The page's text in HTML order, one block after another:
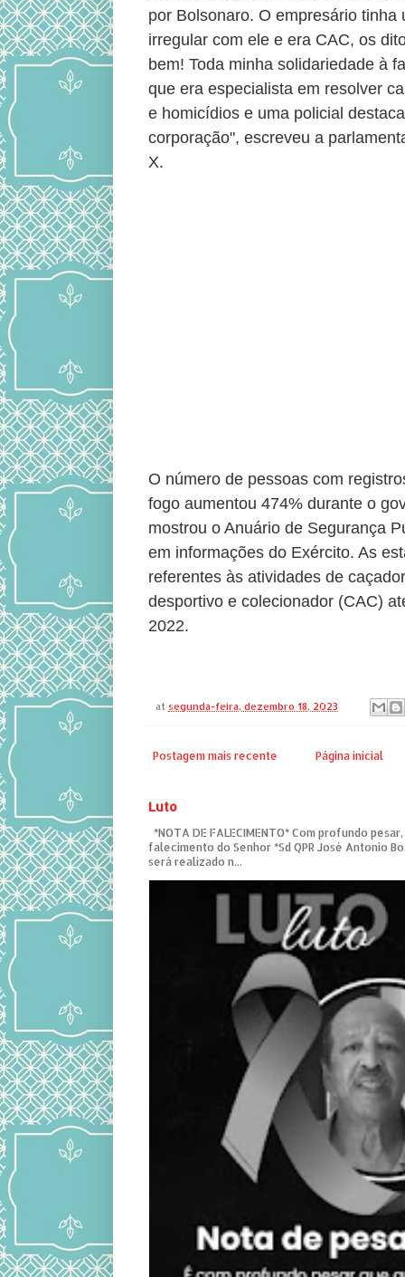
por Bolsonaro. O empresário tinha
irregular com ele e era CAC, os
bem! Toda minha solidariedade à
que era especialista em resolver
e homicídios e uma policial
corporação", escreveu a
X.
O número de pessoas com
fogo aumentou 474% durante o
mostrou o Anuário de Segurança
em informações do Exército. As
referentes às atividades de
desportivo e colecionador (CAC)
2022.
at segunda-feira, dezembro 18, 2023
Postagem mais recente Página inicial
Luto
*NOTA DE FALECIMENTO* Com profundo
falecimento do Senhor *Sd QPR José Antonio
será realizado n...